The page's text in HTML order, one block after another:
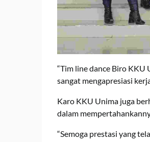
“Tim line dance Biro
sangat mengapresiasi
Karo KKU Unima juga
dalam
“Semoga prestasi yang